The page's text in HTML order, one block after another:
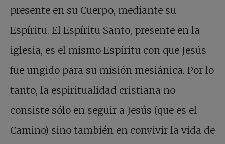
presente en su Cuerpo, mediante su
Espíritu. El Espíritu Santo, presente en la
iglesia, es el mismo Espíritu con que Jesús
fue ungido para su misión mesiánica. Por lo
tanto, la espiritualidad cristiana no
consiste sólo en seguir a Jesús (que es el
Camino) sino también en convivir la vida de